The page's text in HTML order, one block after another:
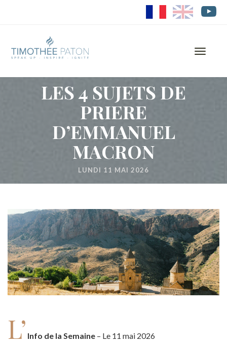
EN
Toggle
LES 4 SUJETS DE
PRIERE
D’EMMANUEL
MACRON
LUNDI 11 MAI 2026
L’ Info de la Semaine – Le 11 mai 2026